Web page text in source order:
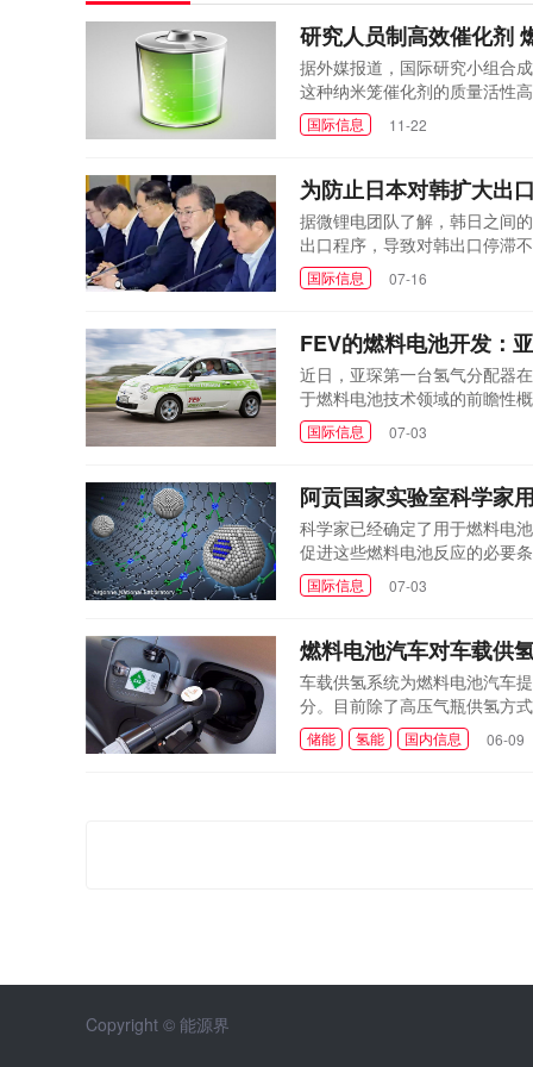
研究人员制高效催化剂
据外媒报道，国际研究小组合
这种纳米笼催化剂的质量活性
用铂碳催化剂的17倍和14倍。
国际信息 11-22
为防止日本对韩扩大出
据微锂电团队了解，韩日之间
出口程序，导致对韩出口停滞
大”。
国际信息 07-16
FEV的燃料电池开发：
近日，亚琛第一台氢气分配器
于燃料电池技术领域的前瞻性
性方面现在被视为德国的竞争
国际信息 07-03
阿贡国家实验室科学家
科学家已经确定了用于燃料电
促进这些燃料电池反应的必要
用有助于改善性能。
国际信息 07-03
燃料电池汽车对车载供
车载供氢系统为燃料电池汽车
分。目前除了高压气瓶供氢方
制氢，包括铝粉制氢、甲醇制
车对车载供氢系统有多方面的
储能 氢能 国内信息 06-09
Copyright © 能源界